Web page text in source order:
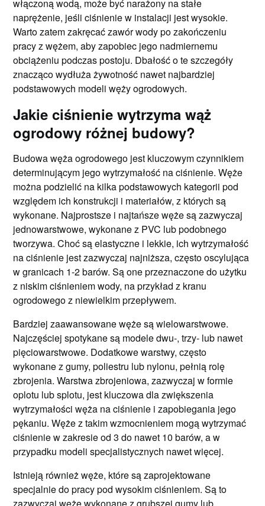
włączoną wodą, może być narażony na stałe
naprężenie, jeśli ciśnienie w instalacji jest wysokie.
Warto zatem zakręcać zawór wody po zakończeniu
pracy z wężem, aby zapobiec jego nadmiernemu
obciążeniu podczas postoju. Dbałość o te szczegóły
znacząco wydłuża żywotność nawet najbardziej
podstawowych modeli węży ogrodowych.
Jakie ciśnienie wytrzyma wąż
ogrodowy różnej budowy?
Budowa węża ogrodowego jest kluczowym czynnikiem
determinującym jego wytrzymałość na ciśnienie. Węże
można podzielić na kilka podstawowych kategorii pod
względem ich konstrukcji i materiałów, z których są
wykonane. Najprostsze i najtańsze węże są zazwyczaj
jednowarstwowe, wykonane z PVC lub podobnego
tworzywa. Choć są elastyczne i lekkie, ich wytrzymałość
na ciśnienie jest zazwyczaj najniższa, często oscylująca
w granicach 1-2 barów. Są one przeznaczone do użytku
z niskim ciśnieniem wody, na przykład z kranu
ogrodowego z niewielkim przepływem.
Bardziej zaawansowane węże są wielowarstwowe.
Najczęściej spotykane są modele dwu-, trzy- lub nawet
pięciowarstwowe. Dodatkowe warstwy, często
wykonane z gumy, poliestru lub nylonu, pełnią rolę
zbrojenia. Warstwa zbrojeniowa, zazwyczaj w formie
oplotu lub splotu, jest kluczowa dla zwiększenia
wytrzymałości węża na ciśnienie i zapobiegania jego
pękaniu. Węże z takim wzmocnieniem mogą wytrzymać
ciśnienie w zakresie od 3 do nawet 10 barów, a w
przypadku modeli specjalistycznych nawet więcej.
Istnieją również węże, które są zaprojektowane
specjalnie do pracy pod wysokim ciśnieniem. Są to